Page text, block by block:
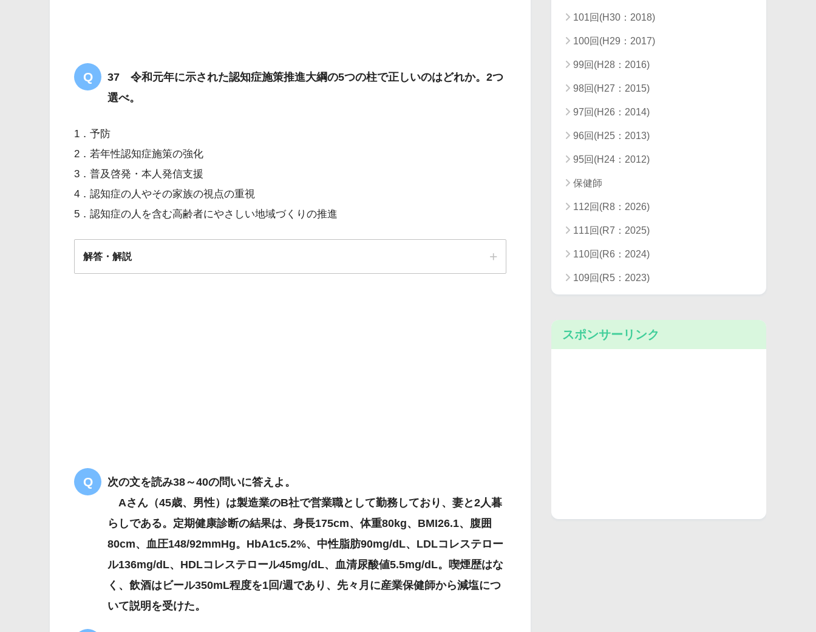
37 令和元年に示された認知症施策推進大綱の5つの柱で正しいのはどれか。2つ
選べ。
1．予防
2．若年性認知症施策の強化
3．普及啓発・本人発信支援
4．認知症の人やその家族の視点の重視
5．認知症の人を含む高齢者にやさしい地域づくりの推進
解答・解説
認知症施策推進大綱
次の文を読み38～40の問いに答えよ。
Aさん（45歳、男性）は製造業のB社で営業職として勤務しており、妻と2人暮
らしである。定期健康診断の結果は、身長175cm、体重80kg、BMI26.1、腹囲
80cm、血圧148/92mmHg。HbA1c5.2%、中性脂肪90mg/dL、LDLコレステロー
ル136mg/dL、HDLコレステロール45mg/dL、血清尿酸値5.5mg/dL。喫煙歴はな
く、飲酒はビール350mL程度を1回/週であり、先々月に産業保健師から減塩につ
いて説明を受けた。
101回(H30：2018)
100回(H29：2017)
99回(H28：2016)
98回(H27：2015)
97回(H26：2014)
96回(H25：2013)
95回(H24：2012)
保健師
112回(R8：2026)
111回(R7：2025)
110回(R6：2024)
109回(R5：2023)
スポンサーリンク